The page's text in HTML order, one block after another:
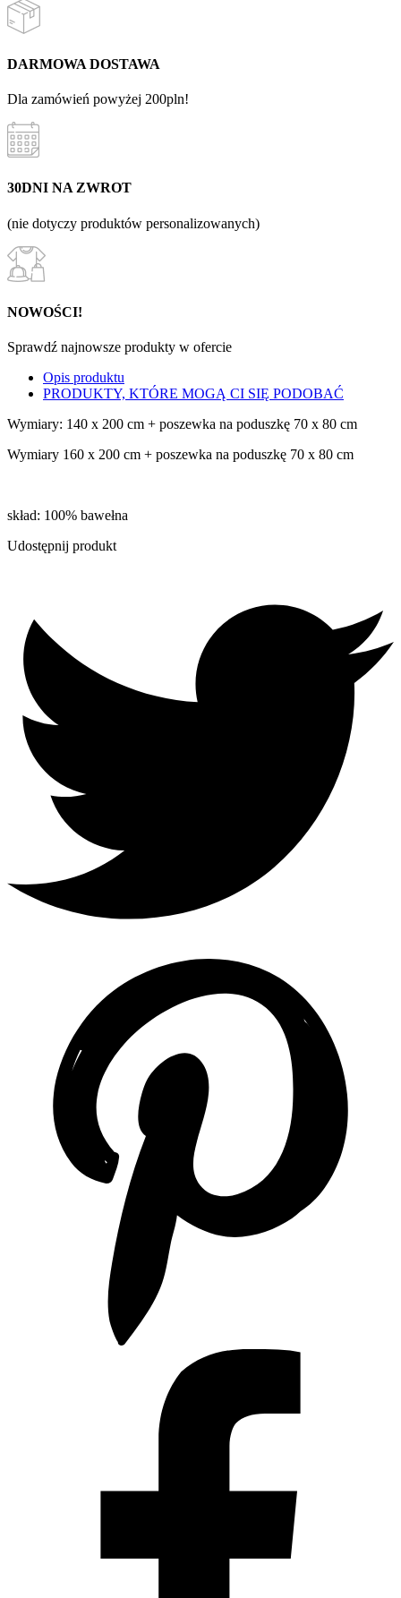
DARMOWA DOSTAWA
Dla zamówień powyżej 200pln!
30DNI NA ZWROT
(nie dotyczy produktów personalizowanych)
NOWOŚCI!
Sprawdź najnowsze produkty w ofercie
Opis produktu
PRODUKTY, KTÓRE MOGĄ CI SIĘ PODOBAĆ
Wymiary: 140 x 200 cm + poszewka na poduszkę 70 x 80 cm
Wymiary 160 x 200 cm + poszewka na poduszkę 70 x 80 cm
skład: 100% bawełna
Udostępnij produkt